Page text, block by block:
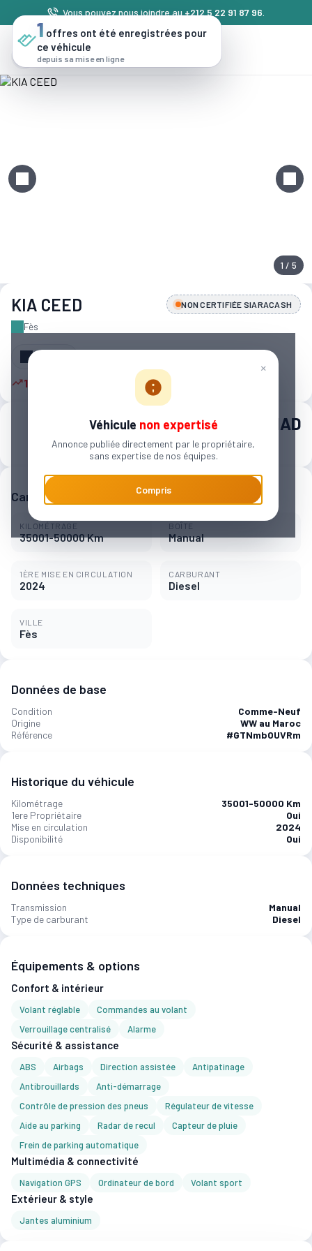
Vous pouvez nous joindre au +212 5 22 91 87 96
1 / 5
KIA CEED NON CERTIFIÉE SIARACASH
Fès
×
Véhicule non expertisé
Annonce publiée directement par le propriétaire,
sans expertise de nos équipes.
Compris
Partager
11 autres personnes sont intéressées
240 000 MAD
3 740 MAD / mois
Caractéristiques principales
KILOMÉTRAGE
35001-50000 Km
BOÎTE
Manual
1ÈRE MISE EN CIRCULATION
2024
CARBURANT
Diesel
VILLE
Fès
Données de base
Condition
Comme-Neuf
Origine
WW au Maroc
Référence
#GTNmbOUVRm
Historique du véhicule
Kilométrage
35001-50000 Km
1ere Propriétaire
Oui
Mise en circulation
2024
Disponibilité
Oui
Données techniques
Transmission
Manual
Type de carburant
Diesel
Équipements & options
Confort & intérieur
Volant réglable
Commandes au volant
Verrouillage centralisé
Alarme
Sécurité & assistance
ABS Airbags Direction assistée
Antipatinage
Antibrouillards
Anti-démarrage
Contrôle de pression des pneus
Régulateur de vitesse
Aide au parking
Radar de recul
Capteur de pluie
Frein de parking automatique
Multimédia & connectivité
Navigation GPS Ordinateur de bord Volant sport
Extérieur & style
Jantes aluminium
1 offres ont été enregistrées pour
ce véhicule
depuis sa mise en ligne